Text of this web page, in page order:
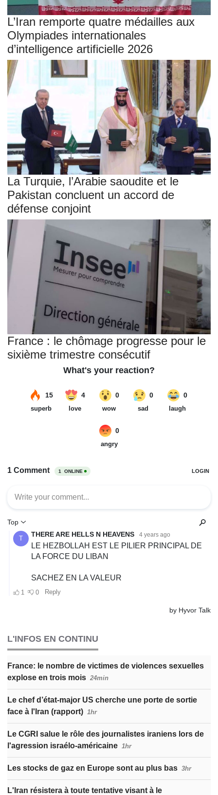
L’Iran remporte quatre médailles aux
Olympiades internationales
d’intelligence artificielle 2026
La Turquie, l’Arabie saoudite et le
Pakistan concluent un accord de
défense conjoint
France : le chômage progresse pour le
sixième trimestre consécutif
L'INFOS EN CONTINU
France: le nombre de victimes de violences sexuelles
explose en trois mois 24min
Le chef d’état-major US cherche une porte de sortie
face à l'Iran (rapport) 1hr
Le CGRI salue le rôle des journalistes iraniens lors de
l'agression israélo-américaine 1hr
Les stocks de gaz en Europe sont au plus bas 3hr
L'Iran résistera à toute tentative visant à le